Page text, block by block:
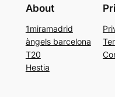
About
1miramadrid
àngels barcelona
T20
Hestia